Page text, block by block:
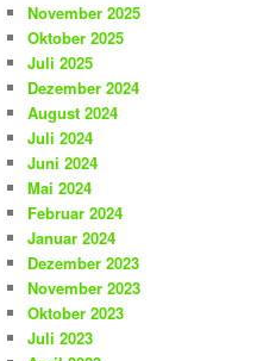
November 2025
Oktober 2025
Juli 2025
Dezember 2024
August 2024
Juli 2024
Juni 2024
Mai 2024
Februar 2024
Januar 2024
Dezember 2023
November 2023
Oktober 2023
Juli 2023